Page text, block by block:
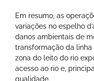
Em resumo, as
variações no espelho
danos ambientais de
transformação da linha
zona do leito do rio
acesso ao rio e,
qualidade.